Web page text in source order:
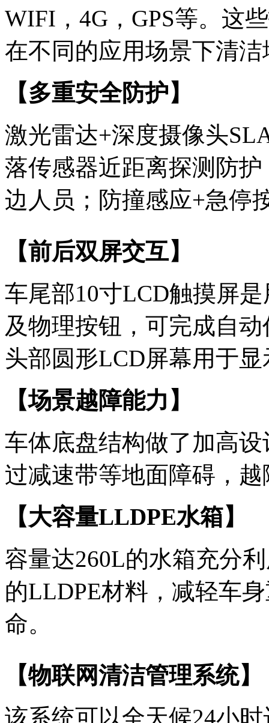
WIFI，4G，GPS等。这
在不同的应用场景下清洁
【多重安全防护】
激光雷达+深度摄像头
落传感器近距离探测防
边人员；防撞感应+急停
【前后双屏交互】
车尾部10寸LCD触摸屏
及物理按钮，可完成自
头部圆形LCD屏幕用于
【场景越障能力】
车体底盘结构做了加高
过减速带等地面障碍，越
【大容量LLDPE水箱】
容量达260L的水箱充分
的LLDPE材料，减轻车
命。
【物联网清洁管理系统】
该系统可以全天候24小